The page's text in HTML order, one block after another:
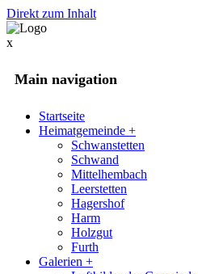
Direkt zum Inhalt
x
Main navigation
Startseite
Heimatgemeinde +
Schwanstetten
Schwand
Mittelhembach
Leerstetten
Hagershof
Harm
Holzgut
Furth
Galerien +